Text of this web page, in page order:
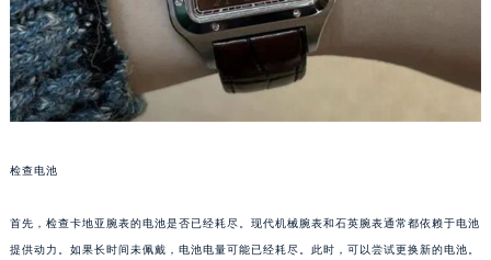
检查电池
首先，检查卡地亚腕表的电池是否已经耗尽。现代机械腕表和石英腕表通常都依赖于电池
提供动力。如果长时间未佩戴，电池电量可能已经耗尽。此时，可以尝试更换新的电池。